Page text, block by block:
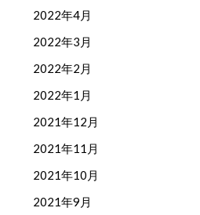
2022年4月
2022年3月
2022年2月
2022年1月
2021年12月
2021年11月
2021年10月
2021年9月